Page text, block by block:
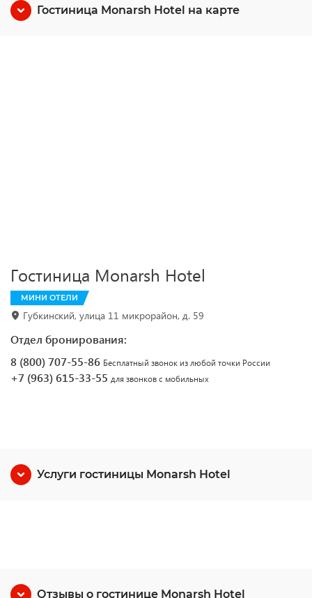
Гостиница Monarsh Hotel на карте
Гостиница Monarsh Hotel
МИНИ ОТЕЛИ
Губкинский, улица 11 микрорайон, д. 59
Отдел бронирования:
8 (800) 707-55-86 Бесплатный звонок из любой точки России
+7 (963) 615-33-55 для звонков с мобильных
Услуги гостиницы Monarsh Hotel
Отзывы о гостинице Monarsh Hotel